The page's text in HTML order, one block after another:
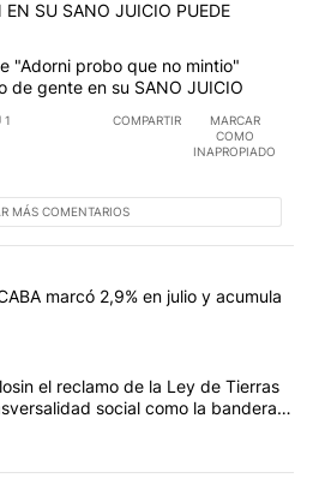
SU SANO JUICIO PUEDE
"Adorni probo que no mintio"
de gente en su SANO JUICIO
1 COMPARTIR
MARCAR
COMO
INAPROPIADO
MÁS COMENTARIOS
con más comentarios en los
el título "La inflación en CABA
marcó 2,9% en julio y acumula
el título "Para Natalia Volosin el
el reclamo de la Ley de Tierras
social como la bandera